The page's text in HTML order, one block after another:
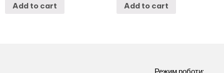
Add to cart Add to cart